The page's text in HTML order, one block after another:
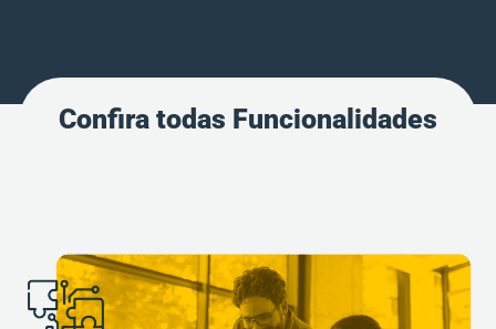
Confira todas Funcionalidades